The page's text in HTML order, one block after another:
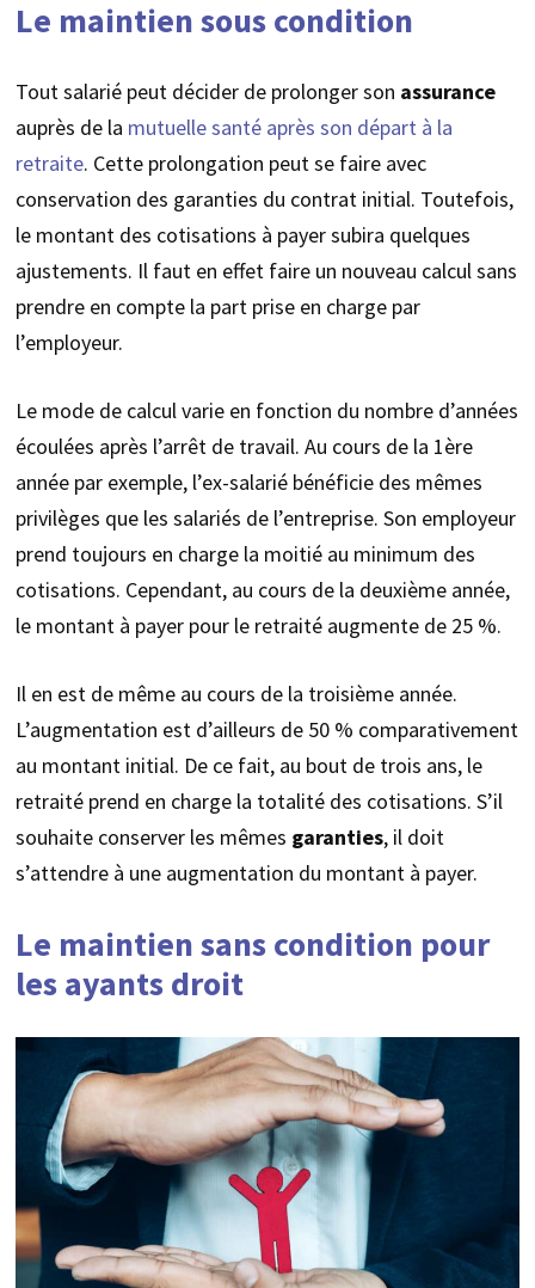
Le maintien sous condition
Tout salarié peut décider de prolonger son assurance
auprès de la mutuelle santé après son départ à la
retraite. Cette prolongation peut se faire avec
conservation des garanties du contrat initial. Toutefois,
le montant des cotisations à payer subira quelques
ajustements. Il faut en effet faire un nouveau calcul sans
prendre en compte la part prise en charge par
l’employeur.
Le mode de calcul varie en fonction du nombre d’années
écoulées après l’arrêt de travail. Au cours de la 1ère
année par exemple, l’ex-salarié bénéficie des mêmes
privilèges que les salariés de l’entreprise. Son employeur
prend toujours en charge la moitié au minimum des
cotisations. Cependant, au cours de la deuxième année,
le montant à payer pour le retraité augmente de 25 %.
Il en est de même au cours de la troisième année.
L’augmentation est d’ailleurs de 50 % comparativement
au montant initial. De ce fait, au bout de trois ans, le
retraité prend en charge la totalité des cotisations. S’il
souhaite conserver les mêmes garanties, il doit
s’attendre à une augmentation du montant à payer.
Le maintien sans condition pour
les ayants droit